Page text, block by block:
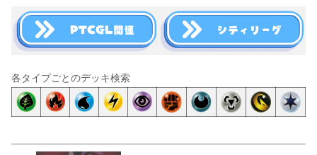
各タイプごとのデッキ検索